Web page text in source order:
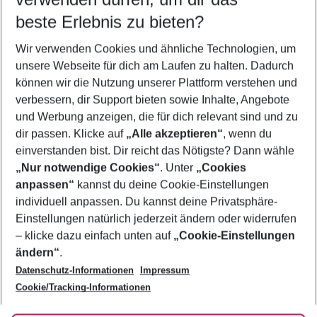
5-8 Nächte
2 Erwachsene Keine Kinder
Mehr Filter anzeigen
Footer
Footer navigation
Über uns
AGB
Bestpreisgarantie
Cookie-Einstellungen ändern
Cookie-Richtlinie
Agenturbetreuung
Barrierefreies Reisen
Folge uns
beste Erlebnis zu bieten?
Wir verwenden Cookies und ähnliche Technologien, um
unsere Webseite für dich am Laufen zu halten. Dadurch
können wir die Nutzung unserer Plattform verstehen und
verbessern, dir Support bieten sowie Inhalte, Angebote
und Werbung anzeigen, die für dich relevant sind und zu
dir passen. Klicke auf „Alle akzeptieren“, wenn du
einverstanden bist. Dir reicht das Nötigste? Dann wähle
„Nur notwendige Cookies“. Unter „Cookies
anpassen“ kannst du deine Cookie-Einstellungen
individuell anpassen. Du kannst deine Privatsphäre-
Einstellungen natürlich jederzeit ändern oder widerrufen
– klicke dazu einfach unten auf „Cookie-Einstellungen
ändern“.
Datenschutz-Informationen
Impressum
Cookie/Tracking-Informationen